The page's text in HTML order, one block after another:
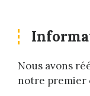
Nous avons
notre premier